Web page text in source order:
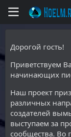
Дорогой гость!
Приветствуем
начинающих
Наш проект
различных
создателей
выступаем за
сообщества. Во